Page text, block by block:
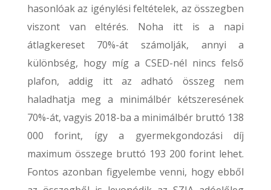
hasonlóak az igénylési feltételek, az összegben
viszont van eltérés. Noha itt is a napi
átlagkereset 70%-át számolják, annyi a
különbség, hogy míg a CSED-nél nincs felső
plafon, addig itt az adható összeg nem
haladhatja meg a minimálbér kétszeresének
70%-át, vagyis 2018-ba a minimálbér bruttó 138
000 forint, így a gyermekgondozási díj
maximum összege bruttó 193 200 forint lehet.
Fontos azonban figyelembe venni, hogy ebből